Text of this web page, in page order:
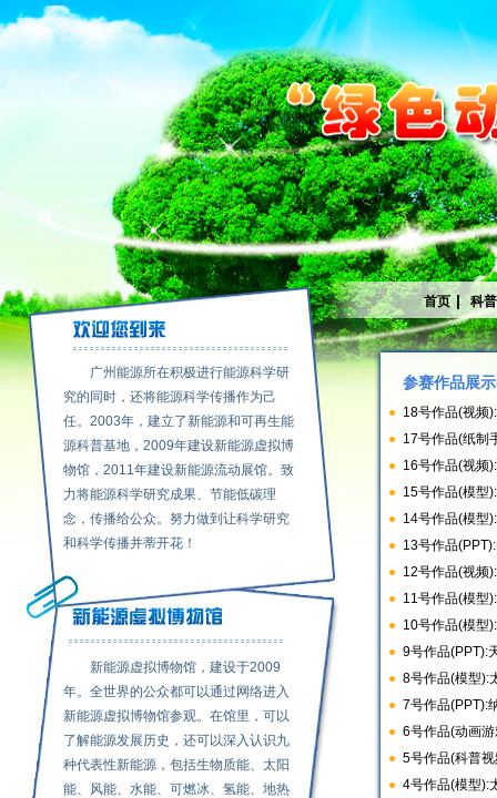
广州能源所在积极进行能源科学研
究的同时，还将能源科学传播作为己
任。2003年，建立了新能源和可再生能
源科普基地，2009年建设新能源虚拟博
物馆，2011年建设新能源流动展馆。致
力将能源科学研究成果、节能低碳理
念，传播给公众。努力做到让科学研究
和科学传播并蒂开花！
新能源虚拟博物馆，建设于2009
年。全世界的公众都可以通过网络进入
新能源虚拟博物馆参观。在馆里，可以
了解能源发展历史，还可以深入认识九
种代表性新能源，包括生物质能、太阳
能、风能、水能、可燃冰、氢能、地热
首页 | 科
参赛作品展
18号作品(视频
17号作品(纸制
16号作品(视频
15号作品(模型
14号作品(模型
13号作品
12号作品(视频
11号作品(模型
10号作品(模型
9号作品(PPT):
8号作品(模型):
7号作品(PPT):
6号作品(动画
5号作品(科普
4号作品(模型):